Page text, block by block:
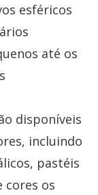
esféricos
até os
disponíveis
incluindo
pastéis
cores os